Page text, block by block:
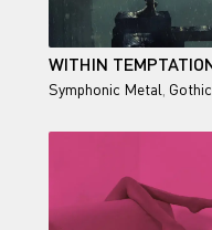
Symphonic Metal Gothic Metal